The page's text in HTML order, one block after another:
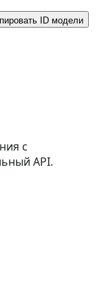
ID модели
с
API.